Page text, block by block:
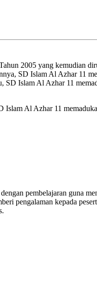
2005 yang kemudian
SD Islam Al Azhar 11
Islam Al Azhar 11
Al Azhar 11
pembelajaran guna
pengalaman kepada